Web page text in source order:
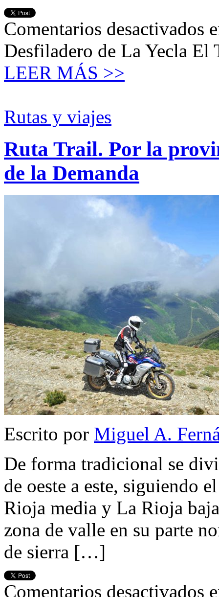
Comentarios desactivados
Desfiladero de La Yecla El
LEER MÁS >>
Rutas y viajes
Ruta Trail. Por la
de la Demanda
Escrito por Miguel A.
De forma tradicional se
de oeste a este, siguiendo
Rioja media y La Rioja
zona de valle en su parte
de sierra […]
Comentarios desactivados